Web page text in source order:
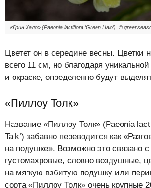
«Грин Хало» (Paeonia lactiflora ’Green Halo’). ©
Цветет он в середине весны. Цветки
всего 11 см, но благодаря
и окраске, определенно будут
«Пиллоу Толк»
Название «Пиллоу Толк» (Paeonia
Talk’) забавно переводится как
на подушке». Возможно это связано
густомахровые, словно воздушные,
на мягкую взбитую подушку или
сорта «Пиллоу Толк» очень крупные